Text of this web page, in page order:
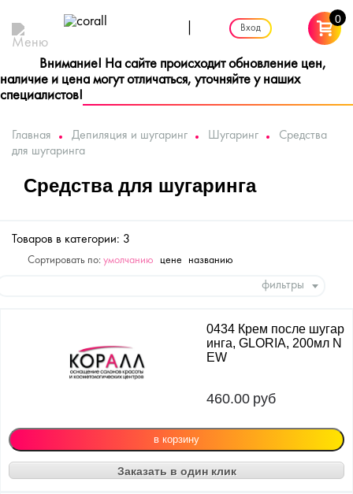
Вход
0
Внимание! На сайте происходит обновление цен,
наличие и цена могут отличаться, уточняйте у наших
специалистов!
Главная Депиляция и шугаринг Шугаринг
Средства
для шугаринга
Средства для шугаринга
Товаров в категории: 3
Сортировать по: умолчанию цене названию
фильтры
0434 Крем после шугар
инга, GLORIA, 200мл N
EW
460.00 руб
Заказать в один клик